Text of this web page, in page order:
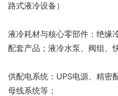
路式液冷设备）
液冷耗材与核心零部件：绝缘
配套产品；液冷水泵、阀组、
供配电系统：UPS电源、精密
母线系统等；